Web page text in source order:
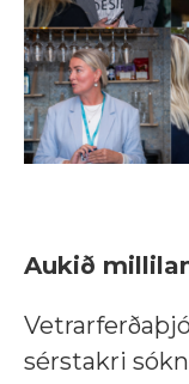
Aukið
sérstakri